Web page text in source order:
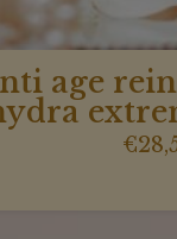
age
€